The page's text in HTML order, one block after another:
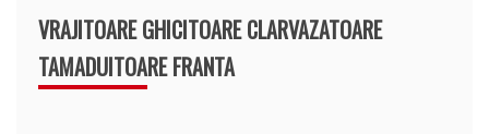
VRAJITOARE GHICITOARE CLARVAZATOARE
TAMADUITOARE FRANTA